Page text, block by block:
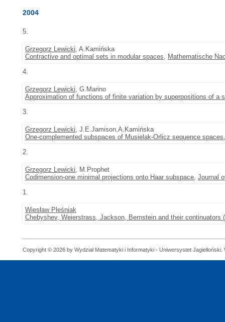
2004
5.
Grzegorz Lewicki, A.Kamińska
Contractive and optimal sets in modular spaces, Mathematische
4.
Grzegorz Lewicki, G.Marino
Approximation of functions of finite variation by superpositions of a
3.
Grzegorz Lewicki, J.E.Jamison,A.Kamińska
One-complemented subspaces of Musielak-Orlicz sequence spaces
2.
Grzegorz Lewicki, M.Prophet
Codimension-one minimal projections onto Haar subspace, Journal
1.
Wiesław Pleśniak
Chebyshev, Weierstrass, Jackson, Bernstein and their continuators
Copyright © 2026 by Wydział Matematyki i Informatyki - Uniwersystet